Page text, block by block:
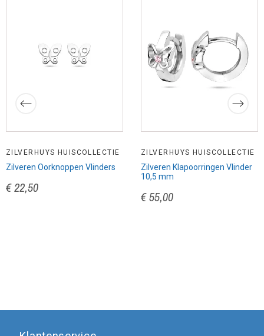
ZILVERHUYS HUISCOLLECTIE
Zilveren Oorknoppen Vlinders
€ 22,50
ZILVERHUYS HUISCOLLECTIE
Zilveren Klapoorringen Vlinder
10,5 mm
€ 55,00